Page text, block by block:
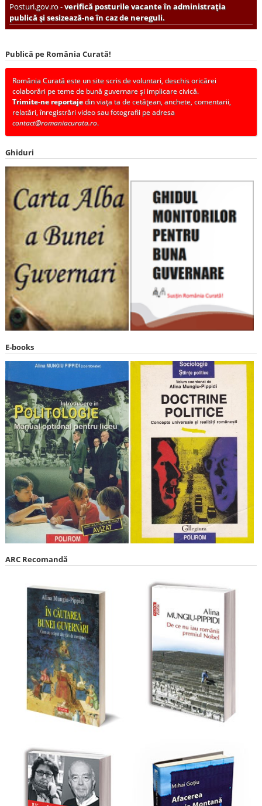
Posturi.gov.ro -verifică posturile vacante în administrația
publică și sesizează-ne în caz de nereguli.
Publică pe România Curată!
România Curată este un site scris de voluntari, deschis oricărei
colaborări pe teme de bună guvernare și implicare civică.
Trimite-ne reportajedin viața ta de cetățean, anchete, comentarii,
relatări, înregistrări video sau fotografii pe adresa
contact@romaniacurata.ro.
Ghiduri
E-books
ARC Recomandă